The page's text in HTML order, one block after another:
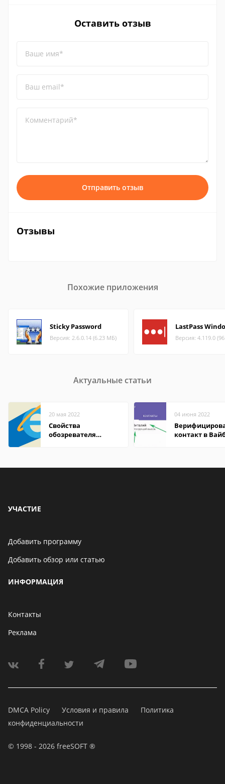
Оставить отзыв
Ваше имя*
Ваш email*
Комментарий*
Отправить отзыв
Отзывы
Похожие приложения
Sticky Password
Версия: 2.6.0.14 (6.23 МБ)
LastPass
Версия: 4.119.0
Актуальные статьи
20 мая 2022
Свойства
обозревателя
04 июня 2022
контакт в
УЧАСТИЕ
Добавить программу
Добавить обзор или статью
ИНФОРМАЦИЯ
Контакты
Реклама
DMCA Policy Условия и правила
Политика
конфиденциальности
© 1998 - 2026 freeSOFT ®